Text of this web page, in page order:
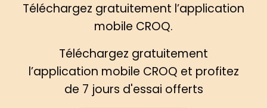
Téléchargez gratuitement l’application
mobile CROQ.
Téléchargez gratuitement
l’application mobile CROQ et profitez
de 7 jours d'essai offerts